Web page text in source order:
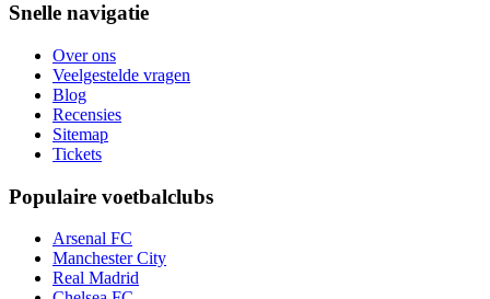
Snelle navigatie
Over ons
Veelgestelde vragen
Blog
Recensies
Sitemap
Tickets
Populaire voetbalclubs
Arsenal FC
Manchester City
Real Madrid